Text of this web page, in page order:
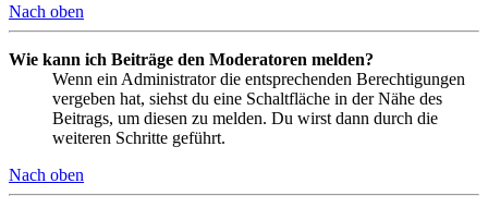
Nach oben
Wie kann ich Beiträge den Moderatoren melden?
Wenn ein Administrator die entsprechenden Berechtigungen
vergeben hat, siehst du eine Schaltfläche in der Nähe des
Beitrags, um diesen zu melden. Du wirst dann durch die
weiteren Schritte geführt.
Nach oben